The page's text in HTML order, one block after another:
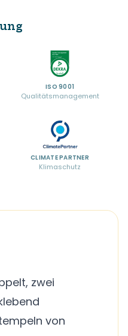
ISO 9001
Qualitätsmanagement
CLIMATE PARTNER
Klimaschutz
zwei
von